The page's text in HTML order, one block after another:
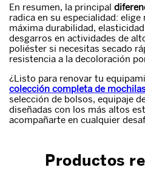
En resumen, la principal
radica en su especialidad:
máxima durabilidad,
desgarros en actividades de
poliéster si necesitas secado
resistencia a la decoloración
¿Listo para renovar tu
colección completa de
selección de bolsos, equipaje
diseñadas con los más altos
acompañarte en cualquier
Productos